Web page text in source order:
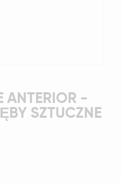
ANTERIOR -
SZTUCZNE